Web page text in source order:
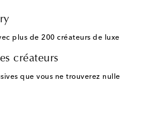
plus de 200 créateurs de luxe
créateurs
que vous ne trouverez nulle